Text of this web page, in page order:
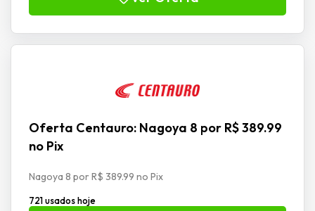
Oferta Centauro: Nagoya 8 por R$ 389.99
no Pix
Nagoya 8 por R$ 389.99 no Pix
721 usados hoje